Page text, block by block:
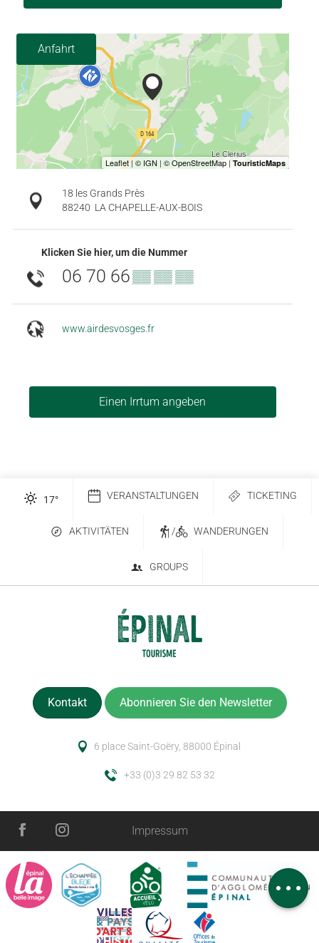
Service
Kommentare
Anfahrt
18 les Grands Près
88240 LA CHAPELLE-AUX-BOIS
Klicken Sie hier, um die Nummer
06 70 66▒▒ ▒▒ ▒▒
www.airdesvosges.fr
Einen Irrtum angeben
17° VERANSTALTUNGEN TICKETING
AKTIVITÄTEN / WANDERUNGEN
GROUPS
Kontakt Abonnieren Sie den Newsletter
6 place Saint-Goëry, 88000 Épinal
+33 (0)3 29 82 53 32
Impressum